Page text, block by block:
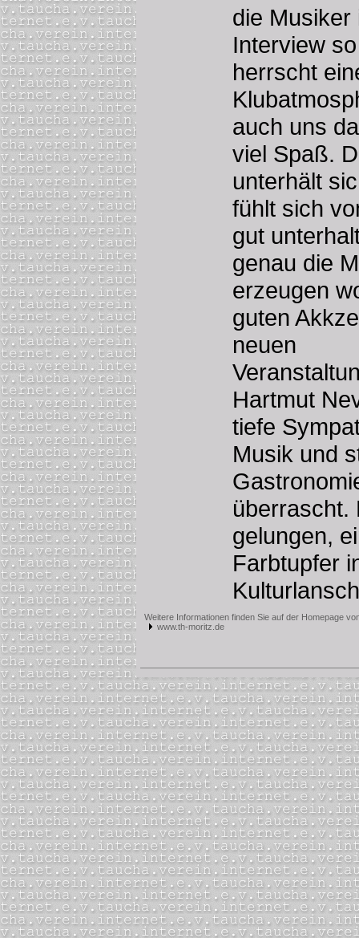
die Musiker
Interview
herrscht
auch uns
viel Spaß.
unterhält
fühlt sich
gut
genau die
erzeugen
guten
neuen
Hartmut
tiefe
Musik und
überrascht.
gelungen,
Farbtupfer
Weitere Informationen finden Sie auf der Homepage
www.th-moritz.de